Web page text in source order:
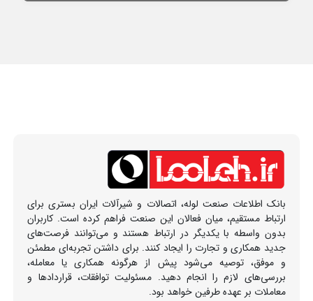
بانک اطلاعات صنعت لوله، اتصالات و شیرآلات ایران بستری برای
ارتباط مستقیم، میان فعالان این صنعت فراهم کرده است. کاربران
بدون واسطه با یکدیگر در ارتباط هستند و می‌توانند فرصت‌های
جدید همکاری و تجارت را ایجاد کنند. برای داشتن تجربه‌ای مطمئن
و موفق، توصیه می‌شود پیش از هرگونه همکاری یا معامله،
بررسی‌های لازم را انجام دهید. مسئولیت توافقات، قراردادها و
معاملات بر عهده طرفین خواهد بود.